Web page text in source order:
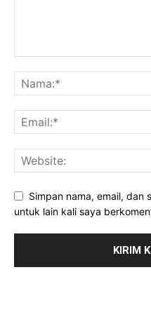
Simpan nama, email, dan
untuk lain kali saya